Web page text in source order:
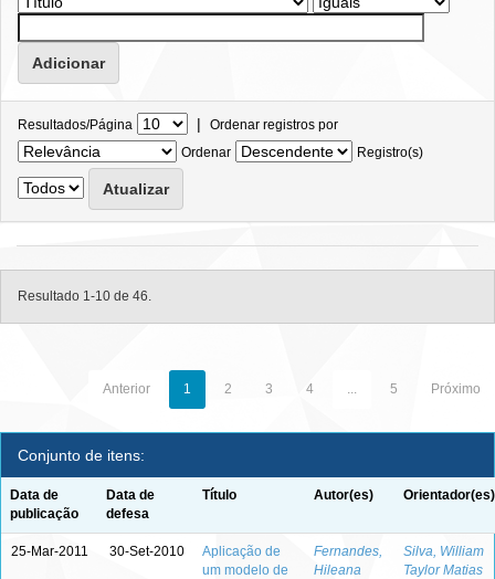
Resultados/Página | Ordenar registros por
Ordenar
Registro(s)
Resultado 1-10 de 46.
Anterior 1 2 3 4 ... 5 Próximo
Conjunto de itens:
Data de
publicação
Data de
defesa
Título Autor(es) Orientador(es)
25-Mar-2011 30-Set-2010
Aplicação de
um modelo de
Fernandes,
Hileana
Silva, William
Taylor Matias